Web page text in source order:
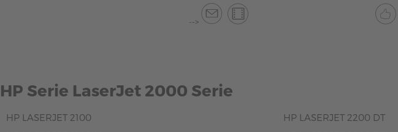
-->
HP Serie LaserJet 2000 Serie
HP LASERJET 2100
HP LASERJET 2200 DT